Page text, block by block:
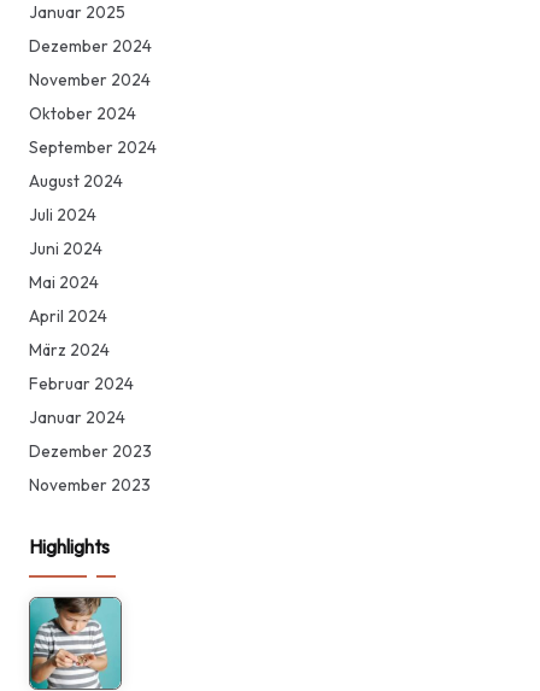
Januar 2025
Dezember 2024
November 2024
Oktober 2024
September 2024
August 2024
Juli 2024
Juni 2024
Mai 2024
April 2024
März 2024
Februar 2024
Januar 2024
Dezember 2023
November 2023
Highlights